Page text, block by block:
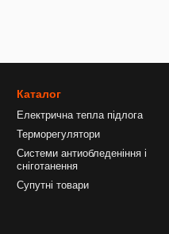
Каталог
Електрична тепла підлога
Терморегулятори
Системи антиобледеніння і
сніготанення
Супутні товари